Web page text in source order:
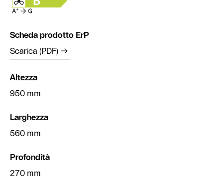
Scheda prodotto ErP
Scarica (PDF)
Altezza
950 mm
Larghezza
560 mm
Profondità
270 mm